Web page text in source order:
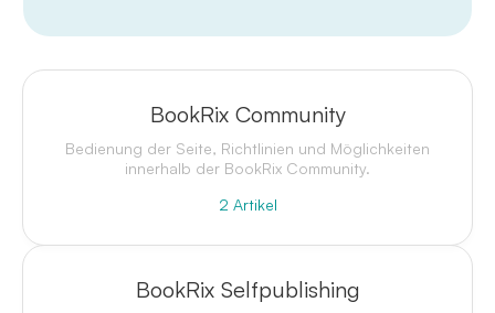
BookRix Community
Bedienung der Seite, Richtlinien und Möglichkeiten
innerhalb der BookRix Community.
2 Artikel
BookRix Selfpublishing